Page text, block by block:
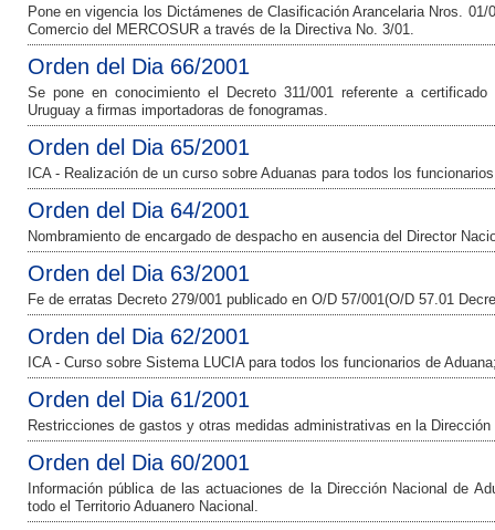
Pone en vigencia los Dictámenes de Clasificación Arancelaria Nros.
Comercio del MERCOSUR a través de la Directiva No. 3/01.
Orden del Dia 66/2001
Se pone en conocimiento el Decreto 311/001 referente a
Uruguay a firmas importadoras de fonogramas.
Orden del Dia 65/2001
ICA - Realización de un curso sobre Aduanas para todos los
Orden del Dia 64/2001
Nombramiento de encargado de despacho en ausencia del Director
Orden del Dia 63/2001
Fe de erratas Decreto 279/001 publicado en O/D 57/001(O/D 57.01
Orden del Dia 62/2001
ICA - Curso sobre Sistema LUCIA para todos los funcionarios de
Orden del Dia 61/2001
Restricciones de gastos y otras medidas administrativas en la Dirección
Orden del Dia 60/2001
Información pública de las actuaciones de la Dirección Nacional de
todo el Territorio Aduanero Nacional.